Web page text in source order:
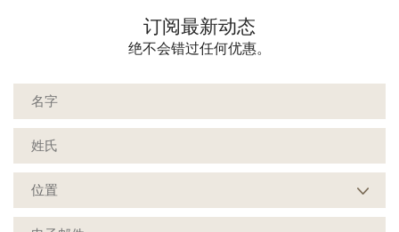
订阅最新动态
绝不会错过任何优惠。